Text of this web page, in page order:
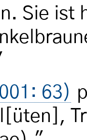
Sie ist
63)